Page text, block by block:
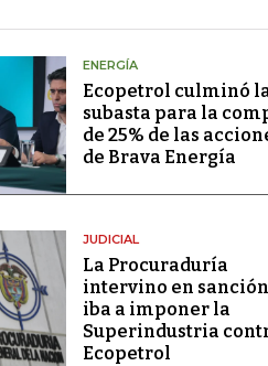
ENERGÍA
Ecopetrol culminó
subasta para la
de 25% de las
de Brava Energía
JUDICIAL
La Procuraduría
intervino en
iba a imponer la
Superindustria
Ecopetrol